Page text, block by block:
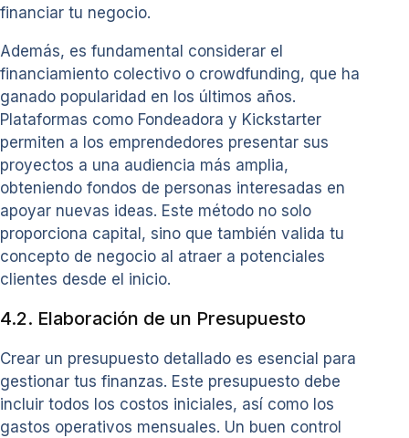
financiar tu negocio.
Además, es fundamental considerar el
financiamiento colectivo o crowdfunding, que ha
ganado popularidad en los últimos años.
Plataformas como Fondeadora y Kickstarter
permiten a los emprendedores presentar sus
proyectos a una audiencia más amplia,
obteniendo fondos de personas interesadas en
apoyar nuevas ideas. Este método no solo
proporciona capital, sino que también valida tu
concepto de negocio al atraer a potenciales
clientes desde el inicio.
4.2. Elaboración de un Presupuesto
Crear un presupuesto detallado es esencial para
gestionar tus finanzas. Este presupuesto debe
incluir todos los costos iniciales, así como los
gastos operativos mensuales. Un buen control